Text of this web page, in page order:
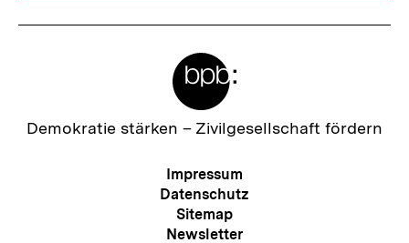
Zur
Demokratie stärken – Zivilgesellschaft fördern
Meta-
Navigation
Impressum
Datenschutz
Sitemap
Newsletter